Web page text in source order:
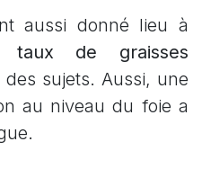
aussi donné lieu à
taux de graisses
des sujets. Aussi, une
au niveau du foie a